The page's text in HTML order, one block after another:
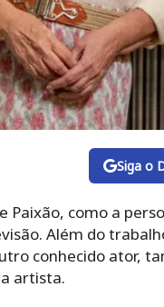
Siga o
Paixão, como a
Além do
conhecido ator,
artista.